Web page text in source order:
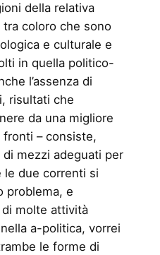
della relativa
coloro che sono
e culturale e
in quella politico-
l’assenza di
risultati che
da una migliore
– consiste,
mezzi adeguati per
le due correnti si
problema, e
molte attività
a-politica, vorrei
le forme di